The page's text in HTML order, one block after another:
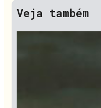
Veja também